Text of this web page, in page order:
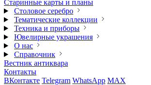
Старинные карты и планы
Столовое серебро
Тематические коллекции
Техника и приборы
Ювелирные украшения
О нас
Справочник
Вестник антиквара
Контакты
ВКонтакте Telegram WhatsApp MAX